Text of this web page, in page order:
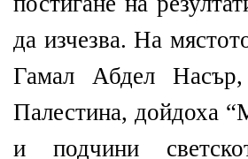
да изчезва. На
Гамал Абдел
Палестина, дойдоха
и подчини